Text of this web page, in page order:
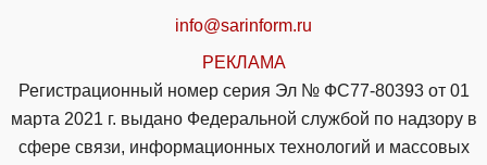
info@sarinform.ru
РЕКЛАМА
Регистрационный номер серия Эл № ФС77-80393 от 01
марта 2021 г. выдано Федеральной службой по надзору в
сфере связи, информационных технологий и массовых